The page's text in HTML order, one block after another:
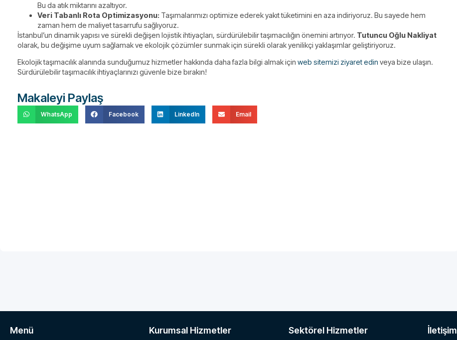
Bu da atık miktarını azaltıyor.
Veri Tabanlı Rota Optimizasyonu: Taşımalarımızı optimize ederek yakıt tüketimini en aza indiriyoruz. Bu sayede hem
zaman hem de maliyet tasarrufu sağlıyoruz.
İstanbul’un dinamik yapısı ve sürekli değişen lojistik ihtiyaçları, sürdürülebilir taşımacılığın önemini artırıyor. Tutuncu Oğlu Nakliyat
olarak, bu değişime uyum sağlamak ve ekolojik çözümler sunmak için sürekli olarak yenilikçi yaklaşımlar geliştiriyoruz.
Ekolojik taşımacılık alanında sunduğumuz hizmetler hakkında daha fazla bilgi almak için web sitemizi ziyaret edin veya bize ulaşın.
Sürdürülebilir taşımacılık ihtiyaçlarınızı güvenle bize bırakın!
Makaleyi Paylaş
WhatsApp Facebook LinkedIn Email
Menü Kurumsal Hizmetler Sektörel Hizmetler İletişim